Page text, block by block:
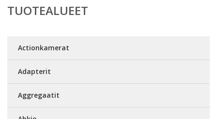
TUOTEALUEET
Actionkamerat
Adapterit
Aggregaatit